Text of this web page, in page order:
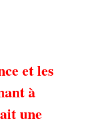
et les
à
une